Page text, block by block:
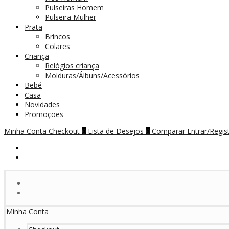
Pulseiras Homem
Pulseira Mulher
Prata
Brincos
Colares
Criança
Relógios criança
Molduras/Álbuns/Acessórios
Bebé
Casa
Novidades
Promoções
Minha Conta Checkout 0 Lista de Desejos 0 Comparar Entrar/
Minha Conta